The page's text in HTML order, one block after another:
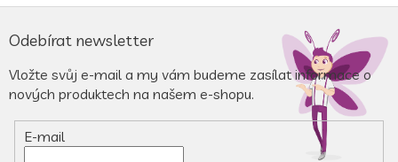
á
a
Odebírat newsletter
Vložte svůj e-mail a my vám budeme zasílat informace o
nových produktech na našem e-shopu.
E-mail